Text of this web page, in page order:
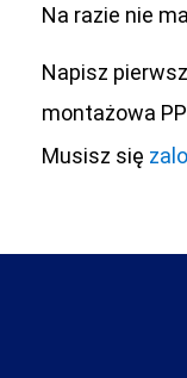
Na razie nie
Napisz
montażowa
Musisz się